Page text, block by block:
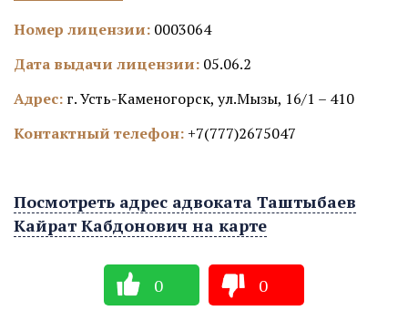
Номер лицензии: 0003064
Дата выдачи лицензии: 05.06.2
Адрес: г. Усть-Каменогорск, ул.Мызы, 16/1 – 410
Контактный телефон: +7(777)2675047
Посмотреть адрес адвоката Таштыбаев
Кайрат Кабдонович на карте
0 0